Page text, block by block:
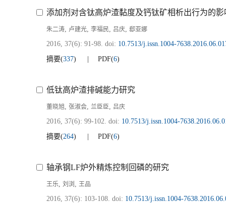
添加剂对含钛高炉渣黏度及钙钛矿相析出行为的影
朱二涛, 卢建光, 李福民, 吕庆, 郄亚娜
2016, 37(6): 91-98. doi: 10.7513/j.issn.1004-
摘要(337) PDF(6)
低钛高炉渣排碱能力研究
董晓旭, 张淑会, 兰臣臣, 吕庆
2016, 37(6): 99-102. doi: 10.7513/j.issn.1004-
摘要(264) PDF(6)
轴承钢LF炉外精炼控制回磷的研究
王乐, 刘浏 , 王品
2016, 37(6): 103-108. doi: 10.7513/j.issn.1004-